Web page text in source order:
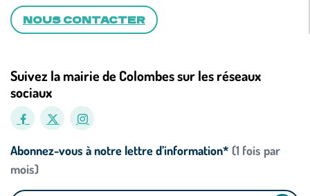
NOUS CONTACTER
Suivez la mairie de Colombes sur les réseaux
sociaux
Abonnez-vous à notre lettre d’information* (1 fois par
mois)